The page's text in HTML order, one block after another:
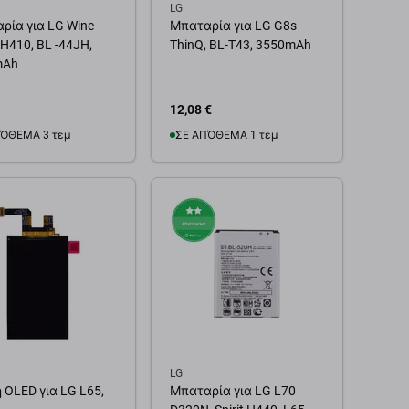
για LG Wine
BL -44JH,
3 τεμ
LG
Μπαταρία για LG G8s
ThinQ, BL-T43, 3550mAh
12,08 €
ΣΕ ΑΠΌΘΕΜΑ 1 τεμ
για LG L65,
LG
Μπαταρία για LG L70